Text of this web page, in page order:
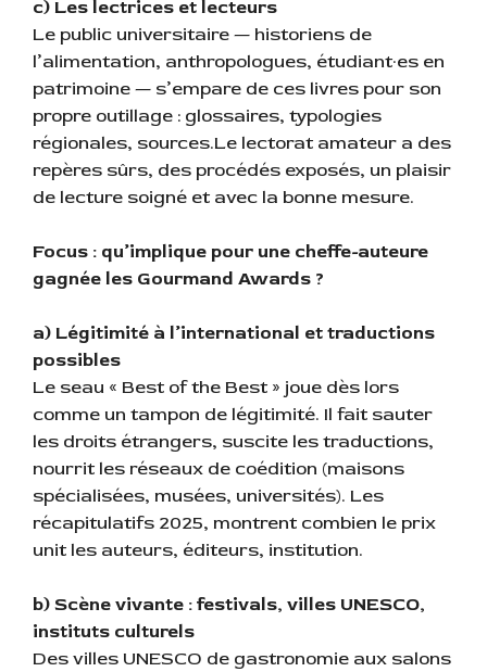
c) Les lectrices et lecteurs
Le public universitaire — historiens de
l’alimentation, anthropologues, étudiant·es en
patrimoine — s’empare de ces livres pour son
propre outillage : glossaires, typologies
régionales, sources.Le lectorat amateur a des
repères sûrs, des procédés exposés, un plaisir
de lecture soigné et avec la bonne mesure.
Focus : qu’implique pour une cheffe-auteure
gagnée les Gourmand Awards ?
a) Légitimité à l’international et traductions
possibles
Le seau « Best of the Best » joue dès lors
comme un tampon de légitimité. Il fait sauter
les droits étrangers, suscite les traductions,
nourrit les réseaux de coédition (maisons
spécialisées, musées, universités). Les
récapitulatifs 2025, montrent combien le prix
unit les auteurs, éditeurs, institution.
b) Scène vivante : festivals, villes UNESCO,
instituts culturels
Des villes UNESCO de gastronomie aux salons